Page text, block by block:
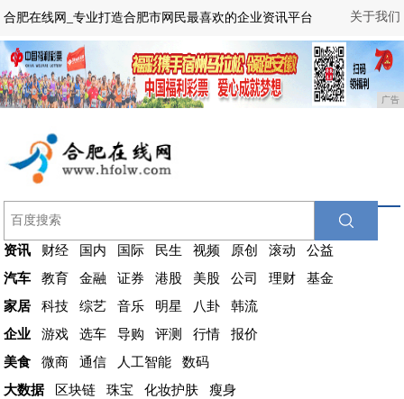
关于我们
合肥在线网_专业打造合肥市网民最喜欢的企业资讯平台
广告
资讯 财经 国内 国际 民生 视频 原创 滚动
公益
汽车
教育 金融 证券 港股 美股 公司 理财
基金
家居
科技 综艺 音乐 明星 八卦
韩流
企业
游戏 选车 导购 评测 行情
报价
美食
微商 通信 人工智能
数码
大数据
区块链 珠宝 化妆护肤
瘦身